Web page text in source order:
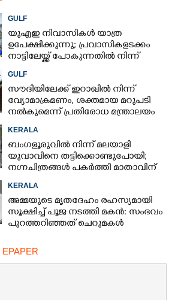
GULF
യുഎഇ നിവാസികൾ യാത്ര
ഉപേക്ഷിക്കുന്നു; പ്രവാസികളടക്കം
നാട്ടിലേയ്ക്ക് പോകുന്നതിൽ നിന്ന്
പിന്തിരിയാൻ കാരണം
GULF
സൗദിയിലേക്ക് ഇറാഖിൽ നിന്ന്
വ്യോമാക്രമണം,​ ശക്തമായ മറുപടി
നൽകുമെന്ന് പ്രതിരോധ മന്ത്രാലയം
KERALA
ബംഗളൂരുവിൽ നിന്ന് മലയാളി
യുവാവിനെ തട്ടിക്കൊണ്ടുപോയി;
നഗ്നചിത്രങ്ങൾ പകർത്തി മാതാവിന്
അയച്ചു
KERALA
അമ്മയുടെ മൃതദേഹം രഹസ്യമായി
സൂക്ഷിച്ച് പൂജ നടത്തി മകൻ: സംഭവം
പുറത്തറി‌ഞ്ഞത് ചെറുമകൾ
EPAPER